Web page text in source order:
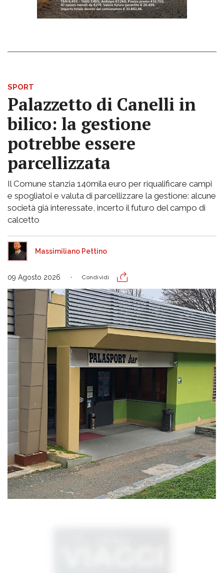
SPORT
Palazzetto di Canelli in
bilico: la gestione
potrebbe essere
parcellizzata
Il Comune stanzia 140mila euro per riqualificare campi
e spogliatoi e valuta di parcellizzare la gestione: alcune
società già interessate, incerto il futuro del campo di
calcetto
Massimiliano Pettino
09 Agosto 2026 Condividi